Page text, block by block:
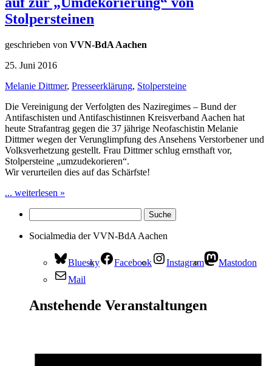
Stolpersteinen
geschrieben von VVN-BdA Aachen
25. Juni 2016
Melanie Dittmer, Presseerklärung, Stolpersteine
Die Vereinigung der Verfolgten des Naziregimes – Bund der
Antifaschisten und Antifaschistinnen Kreisverband Aachen hat
heute Strafantrag gegen die 37 jährige Neofaschistin Melanie
Dittmer wegen der Verunglimpfung des Ansehens Verstorbener und
Volksverhetzung gestellt. Frau Dittmer schlug ernsthaft vor,
Stolpersteine „umzudekorieren“.
Wir verurteilen dies auf das Schärfste!
... weiterlesen »
Socialmedia der VVN-BdA Aachen
Bluesky Facebook Instagram
Mastodon
Mail
Anstehende Veranstaltungen